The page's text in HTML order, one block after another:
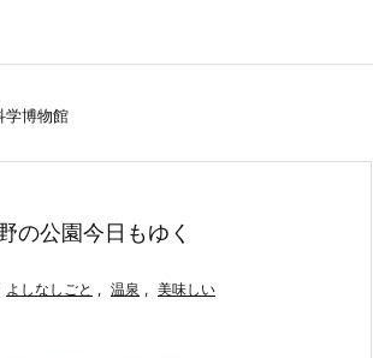
学博物館
の公園今日もゆく
よしなしごと , 温泉 , 美味しい